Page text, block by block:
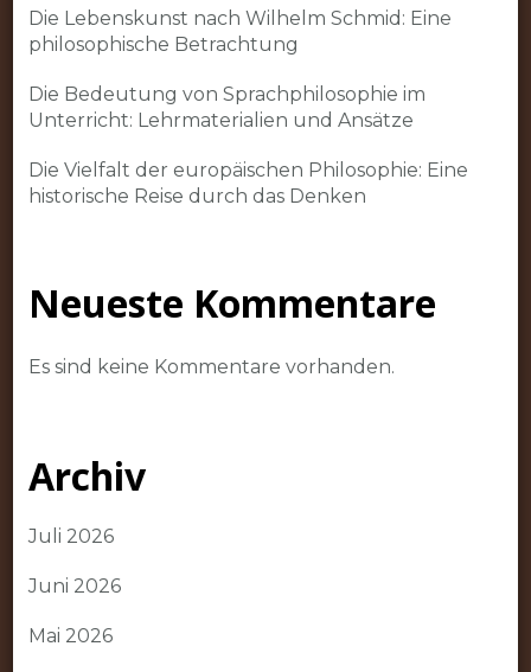
Die Lebenskunst nach Wilhelm Schmid: Eine
philosophische Betrachtung
Die Bedeutung von Sprachphilosophie im
Unterricht: Lehrmaterialien und Ansätze
Die Vielfalt der europäischen Philosophie: Eine
historische Reise durch das Denken
Neueste Kommentare
Es sind keine Kommentare vorhanden.
Archiv
Juli 2026
Juni 2026
Mai 2026